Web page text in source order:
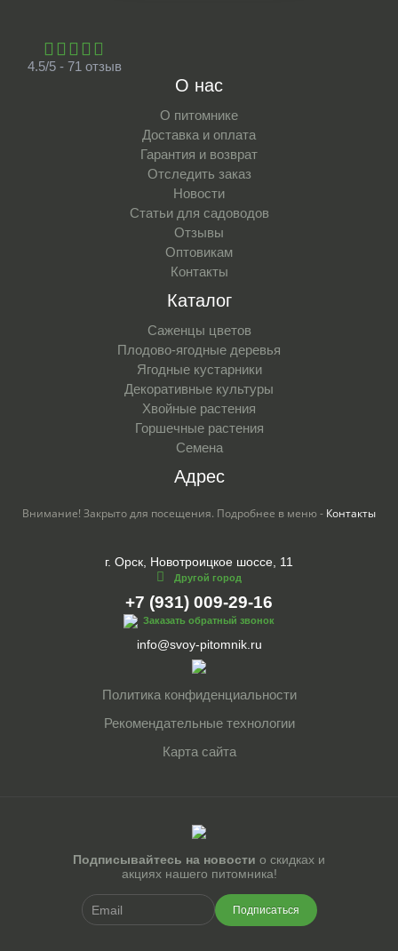
4.5/5 - 71 отзыв
О нас
О питомнике
Доставка и оплата
Гарантия и возврат
Отследить заказ
Новости
Статьи для садоводов
Отзывы
Оптовикам
Контакты
Каталог
Саженцы цветов
Плодово-ягодные деревья
Ягодные кустарники
Декоративные культуры
Хвойные растения
Горшечные растения
Семена
Адрес
Внимание! Закрыто для посещения. Подробнее в меню - Контакты
г. Орск, Новотроицкое шоссе, 11
Другой город
+7 (931) 009-29-16
Заказать обратный звонок
info@svoy-pitomnik.ru
Политика конфиденциальности
Рекомендательные технологии
Карта сайта
Подписывайтесь на новости о скидках и
акциях нашего питомника!
Подписаться